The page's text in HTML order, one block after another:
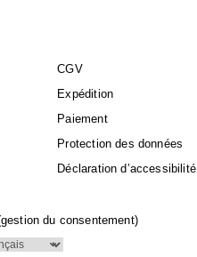
CGV
Expédition
Paiement
Protection des données
Déclaration d’accessibilité
du consentement)